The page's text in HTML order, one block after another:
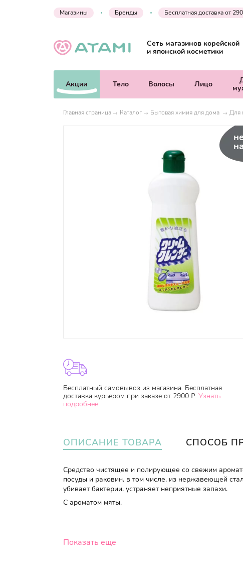
Магазины Бренды Бесплатная доставка от
Сеть магазинов корейской
и японской косметики
Акции Тело Волосы Лицо
Главная страница Каталог Бытовая химия для дома Для
Бесплатный самовывоз из магазина. Бесплатная
доставка курьером при заказе от 2900 ₽. Узнать
подробнее.
ОПИСАНИЕ ТОВАРА СПОСОБ
Средство чистящее и полирующее со свежим
посуды и раковин, в том числе, из нержавеющей
убивает бактерии, устраняет неприятные запахи.
С ароматом мяты.
Показать еще